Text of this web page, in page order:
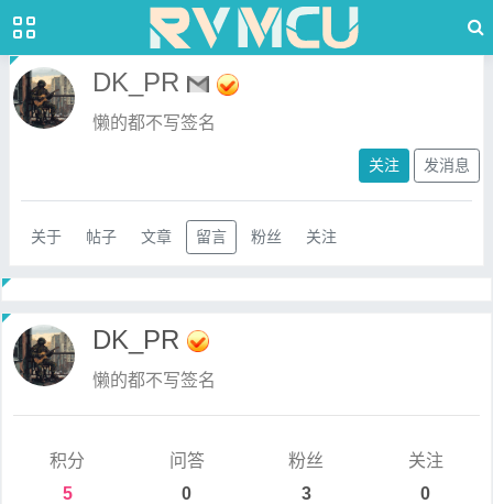
DK_PR
懒的都不写签名
关注 发消息
关于 帖子 文章 留言 粉丝 关注
DK_PR
懒的都不写签名
积分
5
问答
0
粉丝
3
关注
0